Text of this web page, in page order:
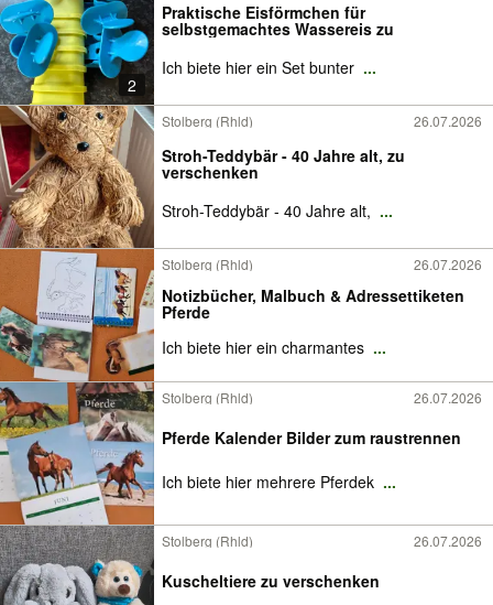
2
Praktische Eisförmchen für
selbstgemachtes Wassereis zu
Ich biete hier ein Set bunter ...
Stolberg (Rhld) 26.07.2026
Stroh-Teddybär - 40 Jahre alt, zu
verschenken
Stroh-Teddybär - 40 Jahre alt, ...
Stolberg (Rhld) 26.07.2026
Notizbücher, Malbuch & Adressettiketen
Pferde
Ich biete hier ein charmantes ...
Stolberg (Rhld) 26.07.2026
Pferde Kalender Bilder zum raustrennen
Ich biete hier mehrere Pferdek ...
Stolberg (Rhld) 26.07.2026
Kuscheltiere zu verschenken